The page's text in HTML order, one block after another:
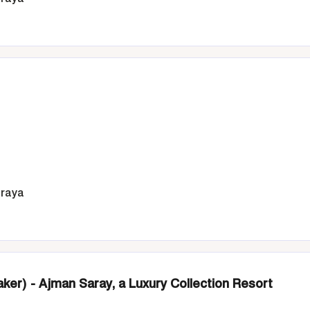
- Ajman Saray, a Luxury Collection Resort